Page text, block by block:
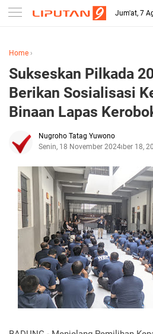
Jum'at, 7
Home ›
Sukseskan Pilkada
Berikan Sosialisasi
Binaan Lapas
Nugroho Tatag Yuwono
Senin, 18 November 2024November 18,